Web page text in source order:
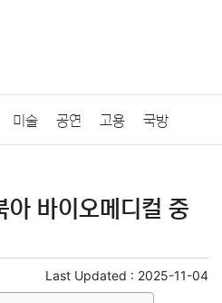
미술 공연 고용 국방
주식 암호화폐 블록체인
미용 증권 인테리어
아 바이오메디컬 중
Last Updated : 2025-11-04